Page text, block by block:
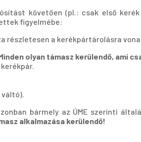
követően (pl.: csak első
figyelmébe:
részletesen a kerékpártárolásra
olyan támasz kerülendő, ami
váltó).
bármely az ÚME szerinti
alkalmazása kerülendő!